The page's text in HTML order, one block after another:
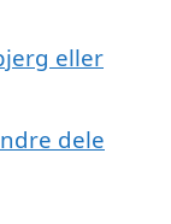
eller
dele